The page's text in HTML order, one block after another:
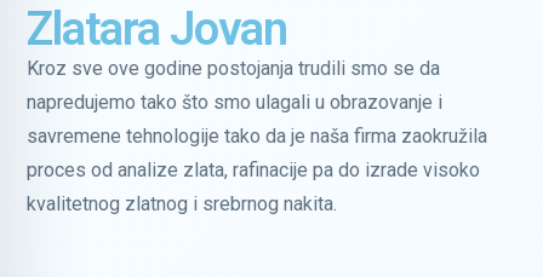
Zlatara Jovan
Kroz sve ove godine postojanja trudili smo se da
napredujemo tako što smo ulagali u obrazovanje i
savremene tehnologije tako da je naša firma zaokružila
proces od analize zlata, rafinacije pa do izrade visoko
kvalitetnog zlatnog i srebrnog nakita.